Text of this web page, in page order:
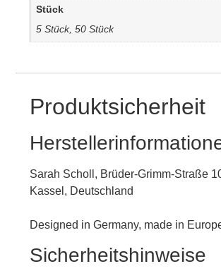
Stück
5 Stück, 50 Stück
Produktsicherheit
Sarah Scholl, Brüder-Grimm-Straße
Kassel, Deutschland
Designed in Germany, made in
Sicherheitshinweise